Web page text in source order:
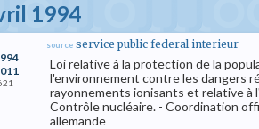
1994
source service public federal interieur
Loi relative à la protection de la
l'environnement contre les dangers
rayonnements ionisants et relative à
Contrôle nucléaire. - Coordination
allemande